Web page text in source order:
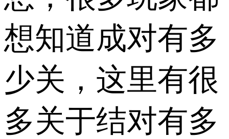
想知道成对有多
少关，这里有很
多关于结对有多